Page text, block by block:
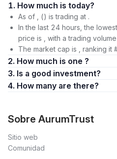
1. How much is today?
As of , () is trading at .
In the last 24 hours, the
price is , with a trading
The market cap is , ranking it
2. How much is one ?
3. Is a good investment?
4. How many are there?
Sobre AurumTrust
Sitio web
Comunidad